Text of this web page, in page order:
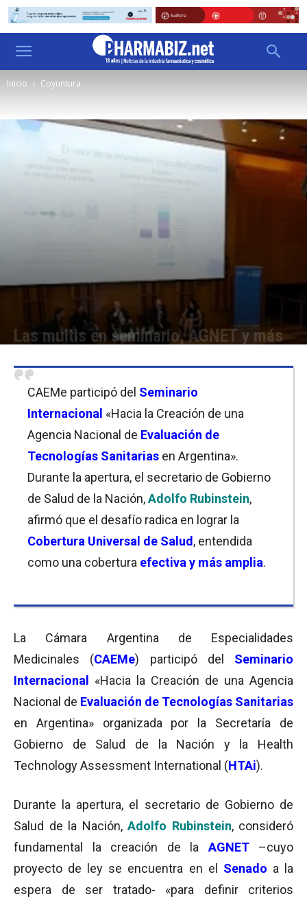
Inicio Coyuntura
Las multis en seminario, AGNET y más
CAEMe participó del Seminario
Internacional «Hacia la Creación de una
Agencia Nacional de Evaluación de
Tecnologías Sanitarias en Argentina».
Durante la apertura, el secretario de Gobierno
de Salud de la Nación,Adolfo Rubinstein,
afirmó que el desafío radica en lograr la
Cobertura Universal de Salud , entendida
como una cobertura efectiva y más amplia.
La Cámara Argentina de Especialidades
Medicinales (CAEMe) participó del Seminario
Internacional
«Hacia la Creación de una Agencia
Nacional de Evaluación de Tecnologías Sanitarias
en Argentina» organizada por la Secretaría de
Gobierno de Salud de la Nación y la Health
Technology Assessment International (HTAi).
Durante la apertura, el secretario de Gobierno de
Salud de la Nación, Adolfo Rubinstein, consideró
fundamental la creación de la AGNET–cuyo
proyecto de ley se encuentra en el Senado a la
espera de ser tratado- «para definir criterios